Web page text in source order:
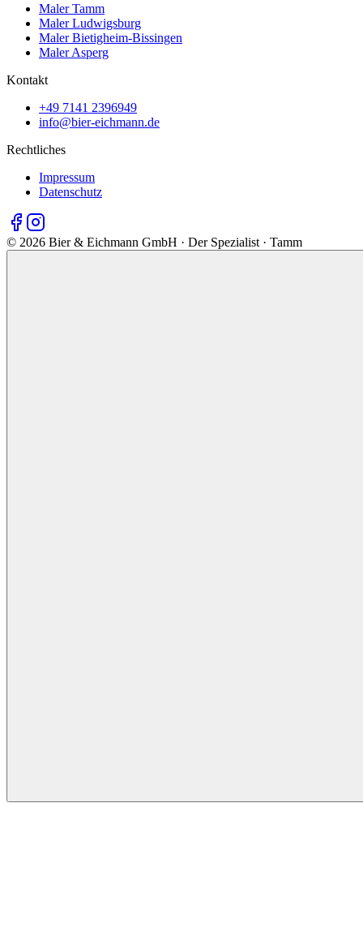
Maler Tamm
Maler Ludwigsburg
Maler Bietigheim-Bissingen
Maler Asperg
Kontakt
+49 7141 2396949
info@bier-eichmann.de
Rechtliches
Impressum
Datenschutz
© 2026 Bier & Eichmann GmbH · Der Spezialist · Tamm